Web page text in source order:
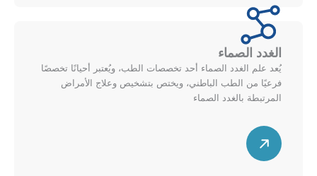
ل
أ
ع
ل
ى
م
خ
ط
ط
ق
ط
ر
ي
ل
ل
م
ي
الغدد الصماء
يُعد علم الغدد الصماء أحد تخصصات الطب، ويُعتبر أحيانًا تخصصًا
فرعيًا من الطب الباطني، ويختص بتشخيص وعلاج الأمراض
المرتبطة بالغدد الصماء
س
ه